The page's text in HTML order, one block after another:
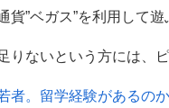
”ベガス”を利用して遊
りないという方には、
者。留学経験があるの